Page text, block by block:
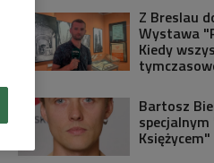
Z Breslau
Wystawa
Kiedy
Bartosz
Księżycem"